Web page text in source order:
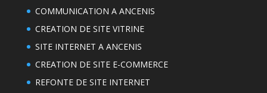
COMMUNICATION A ANCENIS
CREATION DE SITE VITRINE
SITE INTERNET A ANCENIS
CREATION DE SITE E-COMMERCE
REFONTE DE SITE INTERNET